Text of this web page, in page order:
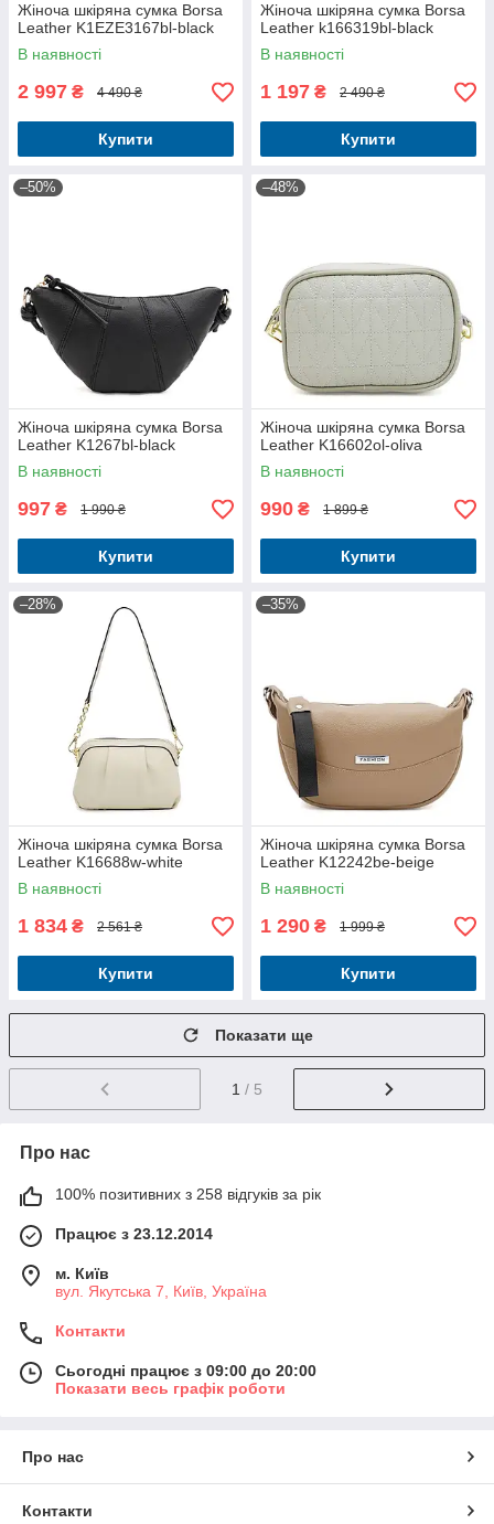
Жіноча шкіряна сумка Borsa
Leather K1EZE3167bl-black
В наявності
2 997 ₴ 4 490 ₴
Купити
Жіноча шкіряна сумка Borsa
Leather k166319bl-black
В наявності
1 197 ₴ 2 490 ₴
Купити
–50%
Жіноча шкіряна сумка Borsa
Leather K1267bl-black
В наявності
997 ₴ 1 990 ₴
Купити
–48%
Жіноча шкіряна сумка Borsa
Leather K16602ol-oliva
В наявності
990 ₴ 1 899 ₴
Купити
–28%
Жіноча шкіряна сумка Borsa
Leather K16688w-white
В наявності
1 834 ₴ 2 561 ₴
Купити
–35%
Жіноча шкіряна сумка Borsa
Leather K12242be-beige
В наявності
1 290 ₴ 1 999 ₴
Купити
Показати ще
1 / 5
Про нас
100% позитивних з 258 відгуків за рік
Працює з 23.12.2014
м. Київ
вул. Якутська 7, Київ, Україна
Контакти
Сьогодні працює з 09:00 до 20:00
Показати весь графік роботи
Про нас
Контакти